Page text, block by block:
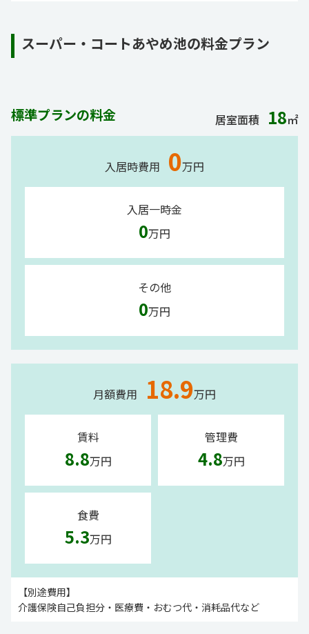
スーパー・コートあやめ池の料金プラン
標準プランの料金 居室面積 18㎡
入居時費用 0万円
入居一時金
0万円
その他
0万円
月額費用 18.9万円
賃料
8.8万円
管理費
4.8万円
食費
5.3万円
【別途費用】
介護保険自己負担分・医療費・おむつ代・消耗品代など